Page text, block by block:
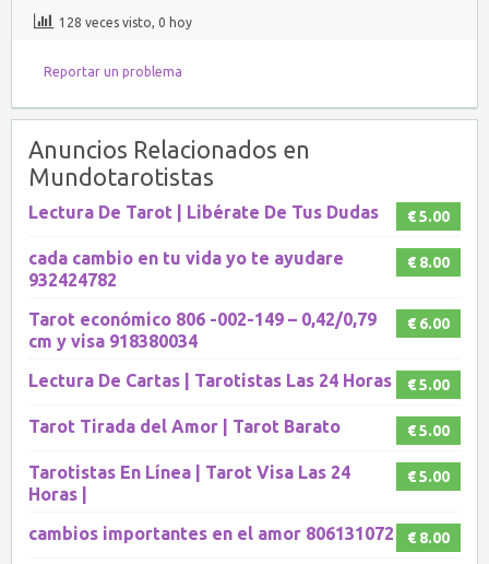
128 veces visto, 0 hoy
Reportar un problema
Anuncios Relacionados en
Mundotarotistas
€ 5.00
Lectura De Tarot | Libérate De Tus Dudas
€ 8.00
cada cambio en tu vida yo te ayudare
932424782
€ 6.00
Tarot económico 806 -002-149 – 0,42/0,79
cm y visa 918380034
€ 5.00
Lectura De Cartas | Tarotistas Las 24 Horas
€ 5.00
Tarot Tirada del Amor | Tarot Barato
€ 5.00
Tarotistas En Línea | Tarot Visa Las 24
Horas |
€ 8.00
cambios importantes en el amor 806131072